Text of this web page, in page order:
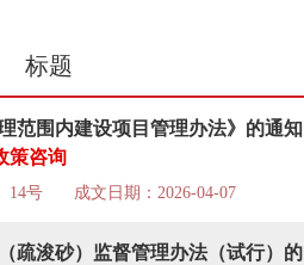
标题
范围内建设项目管理办法》的通知
策咨询
14号 成文日期：2026-04-07
疏浚砂）监督管理办法（试行）的